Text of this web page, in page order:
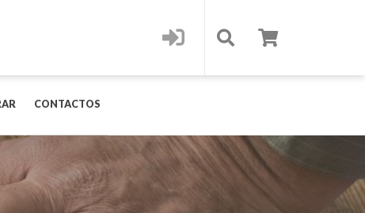
CONTACTOS